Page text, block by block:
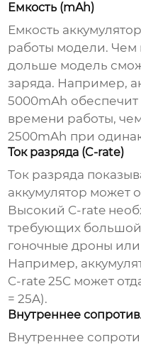
Емкость (mAh)
Емкость
работы модели. Чем
дольше модель
заряда. Например,
5000mAh
времени работы,
2500mAh при
Ток разряда (C-rate)
Ток разряда
аккумулятор может
Высокий C-rate
требующих
гоночные дроны
Например,
C-rate 25C может
= 25A).
Внутреннее
Внутреннее